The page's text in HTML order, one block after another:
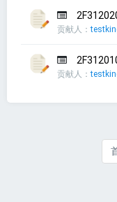
贡献人：
贡献人：